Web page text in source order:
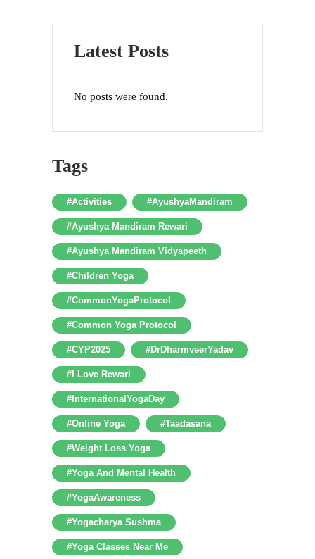
Latest Posts
No posts were found.
Tags
#Activities #AyushyaMandiram
#Ayushya Mandiram Rewari
#Ayushya Mandiram Vidyapeeth
#Children Yoga
#CommonYogaProtocol
#Common Yoga Protocol
#CYP2025 #DrDharmveerYadav
#I Love Rewari
#InternationalYogaDay
#Online Yoga #Taadasana
#Weight Loss Yoga
#Yoga And Mental Health
#YogaAwareness
#Yogacharya Sushma
#yoga Classes Near Me